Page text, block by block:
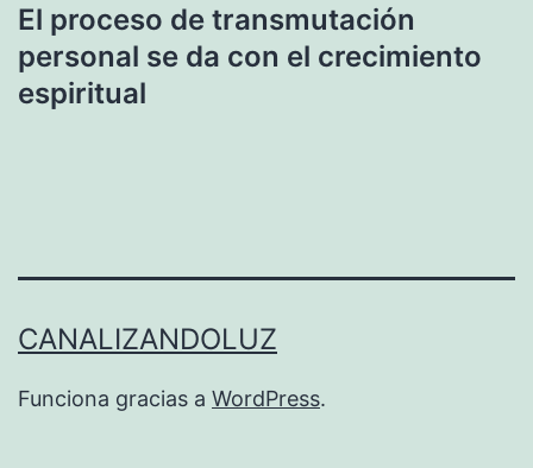
El proceso de transmutación
personal se da con el crecimiento
espiritual
CANALIZANDOLUZ
Funciona gracias a WordPress.